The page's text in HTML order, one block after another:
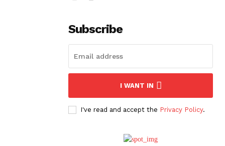
Subscribe
I WANT IN
I've read and accept the Privacy Policy.